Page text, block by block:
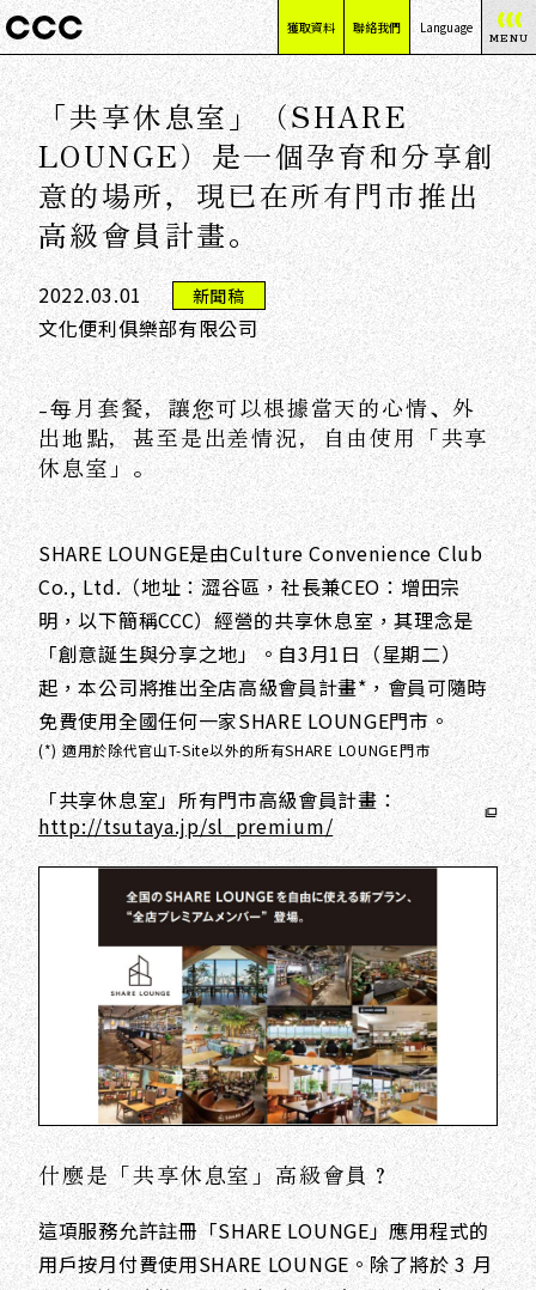
獲取資料 聯絡我們 Language
日本語
English
简体中文
繁體中文
MENU
「共享休息室」（SHARE
LOUNGE）是一個孕育和分享創
意的場所，現已在所有門市推出
高級會員計畫。
2022.03.01 新聞稿
文化便利俱樂部有限公司
-每月套餐，讓您可以根據當天的心情、外
出地點，甚至是出差情況，自由使用「共享
休息室」。
SHARE LOUNGE是由Culture Convenience Club
Co., Ltd.（地址：澀谷區，社長兼CEO：增田宗
明，以下簡稱CCC）經營的共享休息室，其理念是
「創意誕生與分享之地」。自3月1日（星期二）
起，本公司將推出全店高級會員計畫*，會員可隨時
免費使用全國任何一家SHARE LOUNGE門市。
(*) 適用於除代官山T-Site以外的所有SHARE LOUNGE門市
「共享休息室」所有門市高級會員計畫：
http://tsutaya.jp/sl_premium/
什麼是「共享休息室」高級會員？
這項服務允許註冊「SHARE LOUNGE」應用程式的
用戶按月付費使用SHARE LOUNGE。除了將於 3 月